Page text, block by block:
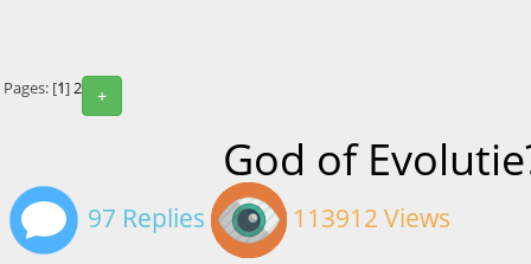
+
Pages: [1]2
God of
97 Replies 113912 Views